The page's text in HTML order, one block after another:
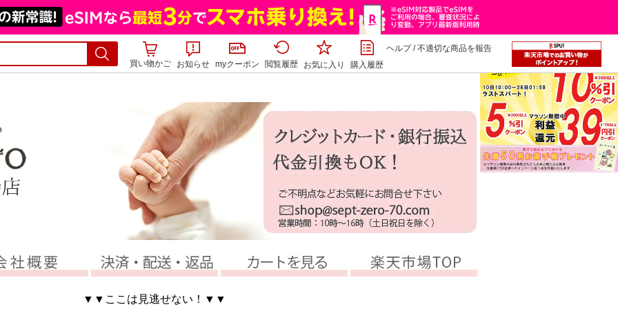
買い物かご お知らせ myクーポン 閲覧履歴 お気に入り 購入履歴
ヘルプ/不適切な商品を報告
▼▼ここは見逃せない！▼▼